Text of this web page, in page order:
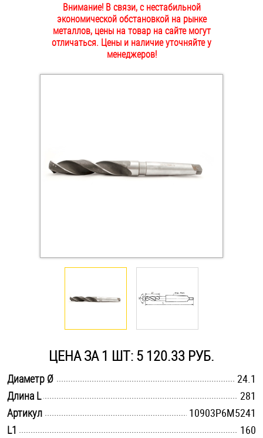
Дюбели
Дюймовый крепёж
Саморезы и шурупы
Стопорные кольца
Такелаж
Хомуты
Внимание! В связи, с нестабильной
экономической обстановкой на рынке
металлов, цены на товар на сайте могут
отличаться. Цены и наличие уточняйте у
менеджеров!
ЦЕНА ЗА 1 ШТ: 5 120.33 РУБ.
Диаметр Ø
24.1
Длина L
281
Артикул
10903Р6М5241
L1
160